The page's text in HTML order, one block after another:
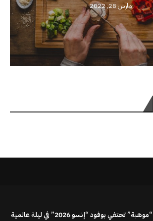
مارس 28, 2022
“موهبة” تحتفي بوفود “إنسو 2026” في ليلة عالمية